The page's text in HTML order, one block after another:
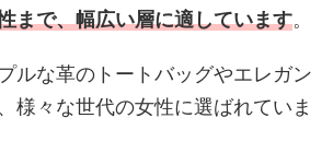
まで、幅広い層に適しています。
ルな革のトートバッグやエレガン
様々な世代の女性に選ばれていま